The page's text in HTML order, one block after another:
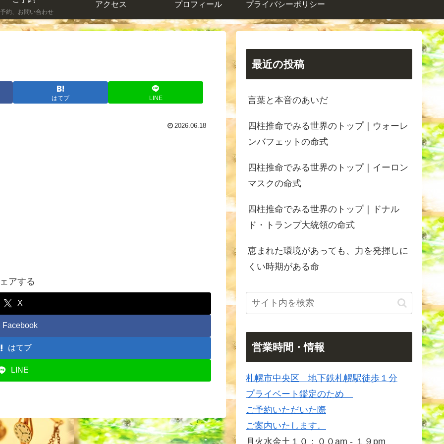
約、お問い合わせ
アクセス プロフィール プライバシーポリシー
はてブ LINE
2026.06.18
アする
X
Facebook
はてブ
LINE
最近の投稿
言葉と本音のあいだ
四柱推命でみる世界のトップ｜ウォーレ
ンバフェットの命式
四柱推命でみる世界のトップ｜イーロン
マスクの命式
四柱推命でみる世界のトップ｜ドナル
ド・トランプ大統領の命式
恵まれた環境があっても、力を発揮しに
くい時期がある命
営業時間・情報
札幌市中央区 地下鉄札幌駅徒歩１分
プライベート鑑定のため
ご予約いただいた際
ご案内いたします。
月火水金土１０：００am - １９pm